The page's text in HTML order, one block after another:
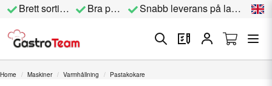
Brett sortiment Bra priser Snabb leverans på lagervara
Home Maskiner Varmhållning Pastakokare